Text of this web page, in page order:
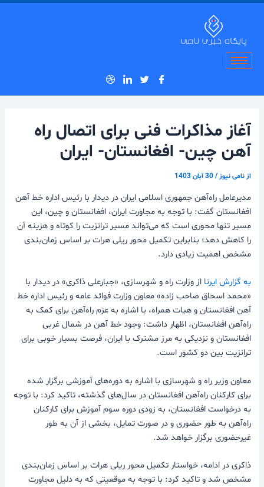
پرش
آغاز مذاکرات فنی برای اتصال راه
آهن چین- افغانستان- ایران
ازنامی نیوز/30 آبان 1403
مدیرعامل راه‌آهن جمهوری اسلامی ایران در دیدار با رئیس اداره خط آهن
افغانستان گفت: با توجه به مجاورت ایران، افغانستان و چین، این
مسیر تنها محوری است که می‌تواند مسیر ترانزیت را کوتاه و هزینه آن
را کاهش دهد؛ بنابراین تکمیل محور ریلی هرات بر اساس زمان‌بندی
مشخص اهمیت زیادی دارد.
به گزارش ایرنا از وزارت راه و شهرسازی، «جبارعلی ذاکری» در دیدار با
«محمد اسحاق صاحب زاده» معاون وزارت فوائد عامه و رئیس اداره خط
آهن افغانستان و هیات همراه، با اشاره به عزم راه‌آهن برای کمک به
راه‌آهن افغانستان، اظهار داشت: وجود خط آهن در شمال غربی
افغانستان و نزدیکی به مرز مشترک با ایران، فرصت بسیار خوبی برای
ترانزیت بین دو کشور است.
معاون وزیر راه و شهرسازی با اشاره به دوره‌های آموزشی برگزار شده
برای کارکنان راه‌آهن افغانستان در سال‌های گذشته، تاکید کرد: با توجه
به درخواست افغانستان، به زودی دوره‌ سوم آموزش برای کارکنان
راه‌آهن به طور حضوری و در صورت تمایل، بخشی از آن به طور
غیرحضوری برگزار خواهد شد.
ذاکری در ادامه، خواستار تکمیل محور ریلی هرات بر اساس زمان‌بندی
مشخص شد و تاکید کرد: با توجه به موقعیتی که به دلیل مجاورت
پیمایش